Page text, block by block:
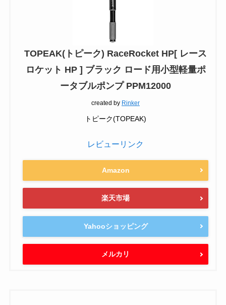
TOPEAK(トピーク) RaceRocket HP[ レース
ロケット HP ] ブラック ロード用小型軽量ポ
ータブルポンプ PPM12000
created by Rinker
トピーク(TOPEAK)
レビューリンク
Amazon
楽天市場
Yahooショッピング
メルカリ